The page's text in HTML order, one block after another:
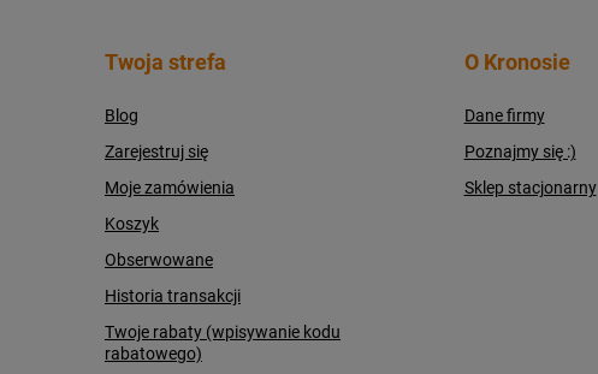
Twoja strefa
Blog
Zarejestruj się
Moje zamówienia
Koszyk
Obserwowane
Historia transakcji
Twoje rabaty (wpisywanie kodu
rabatowego)
O Kronosie
Dane firmy
Poznajmy się :)
Sklep stacjonarny